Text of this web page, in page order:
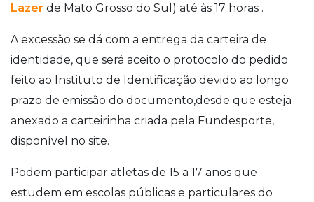
Lazer de Mato Grosso do Sul) até às 17 horas .
A excessão se dá com a entrega da carteira de
identidade, que será aceito o protocolo do pedido
feito ao Instituto de Identificação devido ao longo
prazo de emissão do documento,desde que esteja
anexado a carteirinha criada pela Fundesporte,
disponível no site.
Podem participar atletas de 15 a 17 anos que
estudem em escolas públicas e particulares do